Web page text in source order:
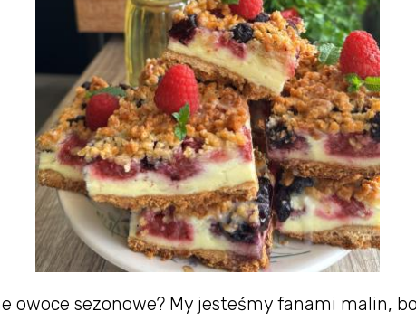
owoce sezonowe? My jesteśmy fanami malin,